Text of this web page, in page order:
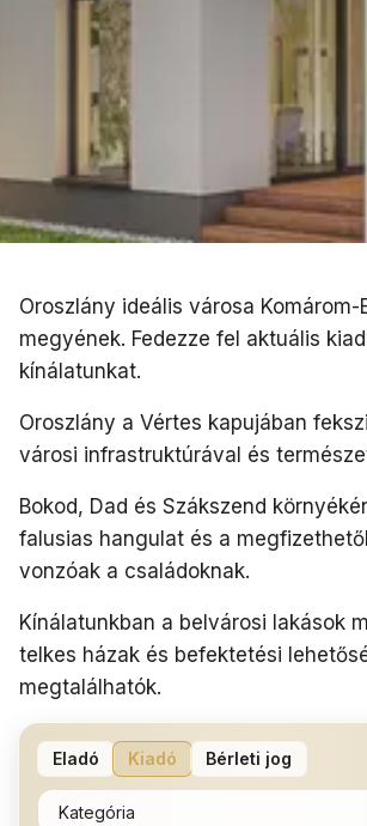
Oroszlány ideális városa Komárom-
megyének. Fedezze fel aktuális
kínálatunkat.
Oroszlány a Vértes kapujában
városi infrastruktúrával és
Bokod, Dad és Szákszend
falusias hangulat és a
vonzóak a családoknak.
Kínálatunkban a belvárosi lakások
telkes házak és befektetési
megtalálhatók.
Eladó Kiadó Bérleti jog